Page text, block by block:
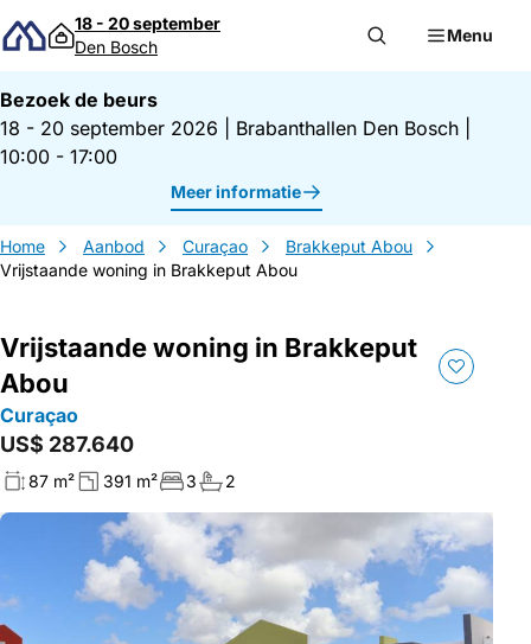
Direct naar inhoud
18 - 20 september
Den Bosch
Menu
Bezoek de beurs
18 - 20 september 2026
Brabanthallen Den Bosch
10:00 - 17:00
Meer informatie
Home Aanbod Curaçao
Brakkeput Abou
Vrijstaande woning in Brakkeput Abou
Vrijstaande woning in Brakkeput
Abou
Curaçao
US$ 287.640
87 m² 391 m² 3 2